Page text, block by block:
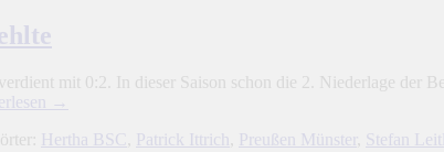
mit 0:2. In dieser Saison schon die 2. Niederlage der
→
Hertha BSC Patrick Ittrich Preußen Münster Stefan Leitl